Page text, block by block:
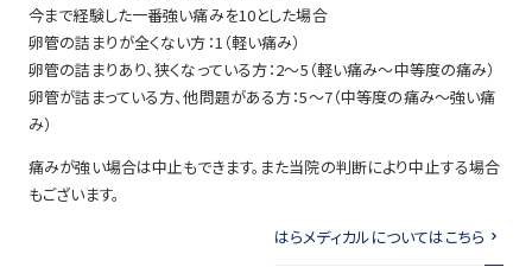
今まで経験した一番強い痛みを10とした場合
卵管の詰まりが全くない方：1（軽い痛み）
卵管の詰まりあり、狭くなっている方：2～5（軽い痛み～中等度の痛み）
卵管が詰まっている方、他問題がある方：5～7（中等度の痛み～強い痛
み）
痛みが強い場合は中止もできます。また当院の判断により中止する場合
もございます。
はらメディカルについてはこちら